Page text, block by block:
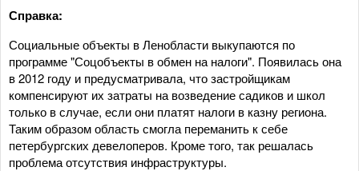
Справка:
Социальные объекты в Ленобласти выкупаются по
программе "Соцобъекты в обмен на налоги". Появилась она
в 2012 году и предусматривала, что застройщикам
компенсируют их затраты на возведение садиков и школ
только в случае, если они платят налоги в казну региона.
Таким образом область смогла переманить к себе
петербургских девелоперов. Кроме того, так решалась
проблема отсутствия инфраструктуры.